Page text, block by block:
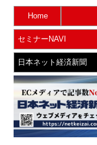
Home
セミナーNAVI
日本ネット経済新聞